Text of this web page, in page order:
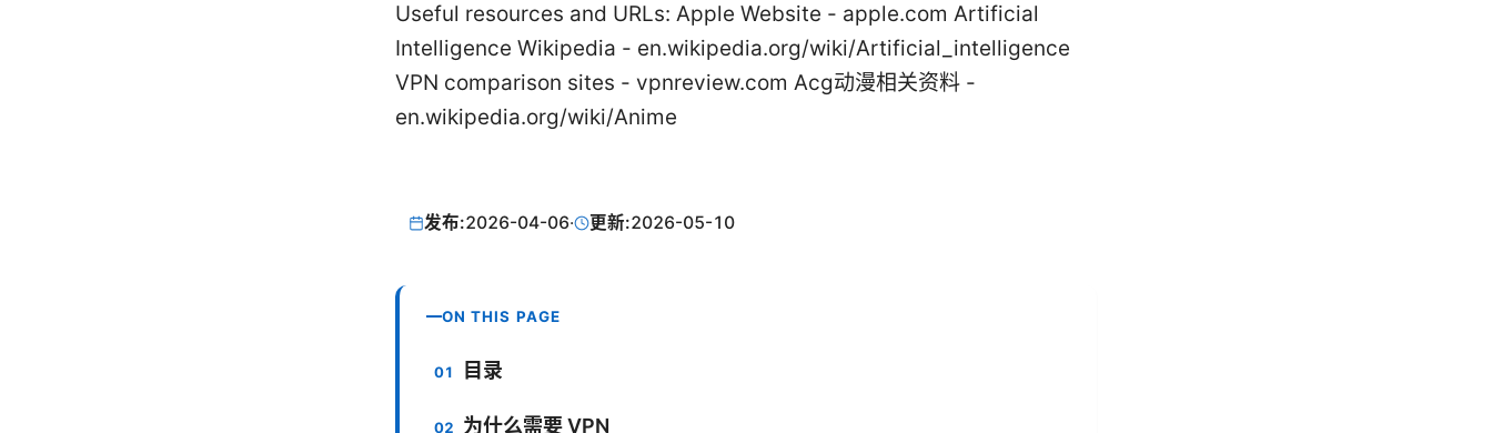
Useful resources and URLs: Apple Website - apple.com Artificial
Intelligence Wikipedia - en.wikipedia.org/wiki/Artificial_intelligence
VPN comparison sites - vpnreview.com Acg动漫相关资料 -
en.wikipedia.org/wiki/Anime
发布:2026-04-06· 更新:2026-05-10
ON THIS PAGE
目录
为什么需要 VPN